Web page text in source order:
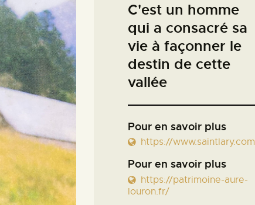
C'est un homme
qui a consacré sa
vie à façonner le
destin de cette
vallée
Pour en savoir plus
https://www.saintlary.com
Pour en savoir plus
https://patrimoine-aure-
louron.fr/